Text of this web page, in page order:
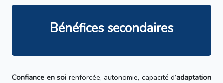
Bénéfices secondaires
Confiance en soi renforcée, autonomie, capacité d’adaptation